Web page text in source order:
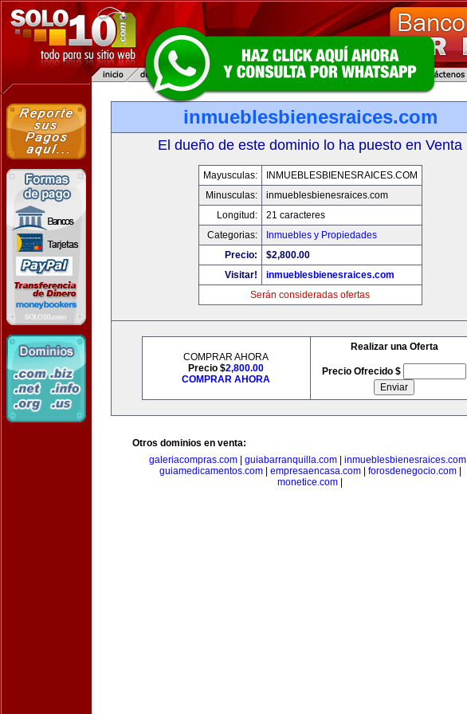
inmueblesbienesraices.com
El dueño de este dominio lo ha puesto en Venta
Mayusculas:
INMUEBLESBIENESRAICES.COM
Minusculas:
inmueblesbienesraices.com
Longitud:
21 caracteres
Categorias:
Inmuebles y Propiedades
Precio:
$2,800.00
Visitar!
inmueblesbienesraices.com
Serán consideradas ofertas
COMPRAR AHORA
Precio $2,800.00
COMPRAR AHORA
Realizar una Oferta
Precio Ofrecido $
Otros dominios en venta:
galeriacompras.com
guiabarranquilla.com inmueblesbienesraices.com
guiamedicamentos.com| empresaencasa.com| forosdenegocio.com|
monetice.com